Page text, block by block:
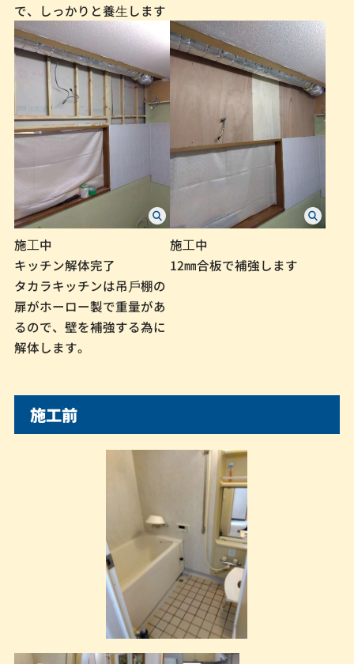
で、しっかりと養⽣します
施⼯中
キッチン解体完了
タカラキッチンは吊⼾棚の
扉がホーロー製で重量があ
るので、壁を補強する為に
解体します。
施⼯中
12㎜合板で補強します
施工前